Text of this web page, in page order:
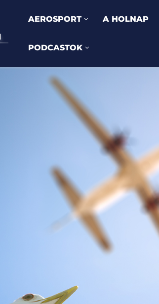
AEROSPORT A HOLNAP
PODCASTOK